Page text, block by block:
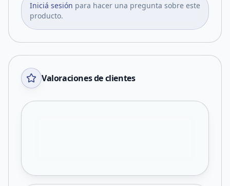
Iniciá sesión para hacer una pregunta sobre este
producto.
Valoraciones de clientes